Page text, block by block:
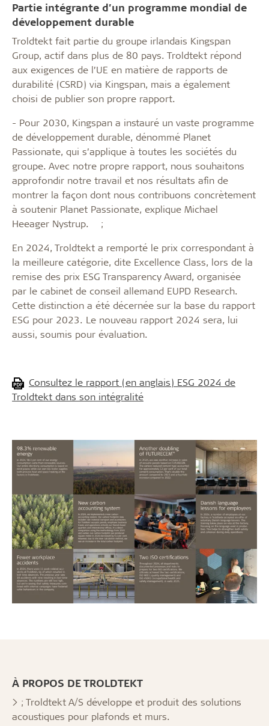
Partie intégrante d’un programme mondial de
développement durable
Troldtekt fait partie du groupe irlandais Kingspan
Group, actif dans plus de 80 pays. Troldtekt répond
aux exigences de l’UE en matière de rapports de
durabilité (CSRD) via Kingspan, mais a également
choisi de publier son propre rapport.
- Pour 2030, Kingspan a instauré un vaste programme
de développement durable, dénommé Planet
Passionate, qui s’applique à toutes les sociétés du
groupe. Avec notre propre rapport, nous souhaitons
approfondir notre travail et nos résultats afin de
montrer la façon dont nous contribuons concrètement
à soutenir Planet Passionate, explique Michael
Heeager Nystrup. ;
En 2024, Troldtekt a remporté le prix correspondant à
la meilleure catégorie, dite Excellence Class, lors de la
remise des prix ESG Transparency Award, organisée
par le cabinet de conseil allemand EUPD Research.
Cette distinction a été décernée sur la base du rapport
ESG pour 2023. Le nouveau rapport 2024 sera, lui
aussi, soumis pour évaluation.
Consultez le rapport (en anglais) ESG 2024 de
Troldtekt dans son intégralité
À PROPOS DE TROLDTEKT
> ; Troldtekt A/S développe et produit des solutions
acoustiques pour plafonds et murs.